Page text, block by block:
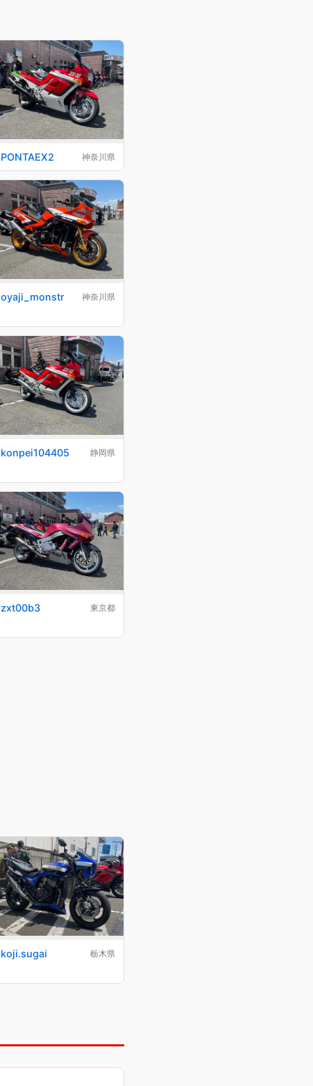
PONTAEX2 神奈川県
oyaji_monstr 神奈川県
konpei104405 静岡県
zxt00b3 東京都
koji.sugai 栃木県